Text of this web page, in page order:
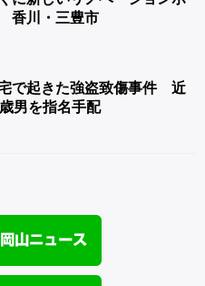
香川・三豊市
で起きた強盗致傷事件 近
男を指名手配